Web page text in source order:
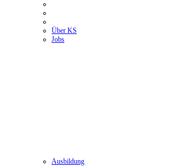
Über KS
Jobs
Ausbildung